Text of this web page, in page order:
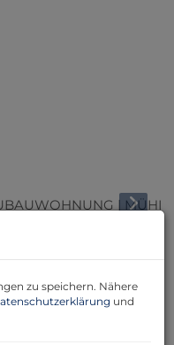
im 1.
eine durchdachte
zu speichern. Nähere
und